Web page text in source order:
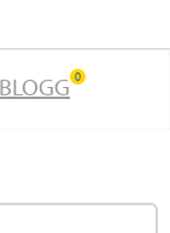
BLOGG 0